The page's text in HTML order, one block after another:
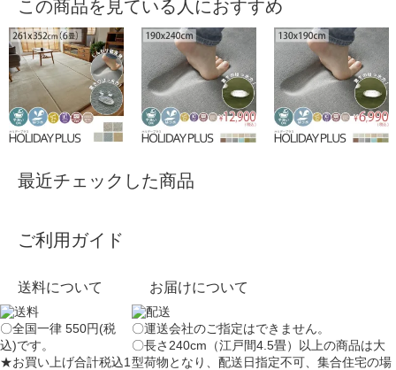
この商品を見ている人におすすめ
最近チェックした商品
ご利用ガイド
送料について
〇全国一律 550円(税
込)です。
★お買い上げ合計税込1
お届けについて
〇運送会社のご指定はできません。
〇長さ240cm（江戸間4.5畳）以上の商品は大
型荷物となり、配送日指定不可 、集合住宅の場